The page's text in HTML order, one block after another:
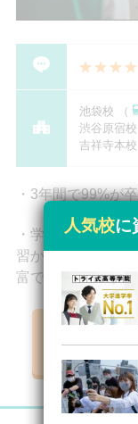
池袋校 （
渋谷原宿
吉祥寺本
3年間で99%が
学習に自信がな
習からサポートし
富で、充実した高
資料
人気校に